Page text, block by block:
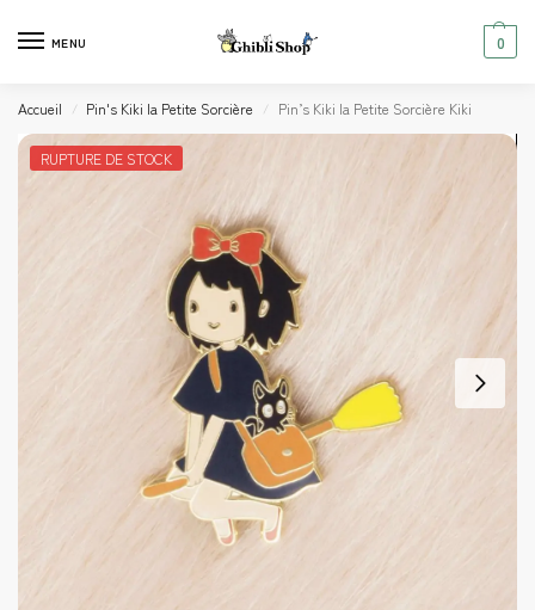
MENU 0
Accueil / Pin's Kiki la Petite Sorcière / Pin’s Kiki la Petite Sorcière Kiki
RUPTURE DE STOCK